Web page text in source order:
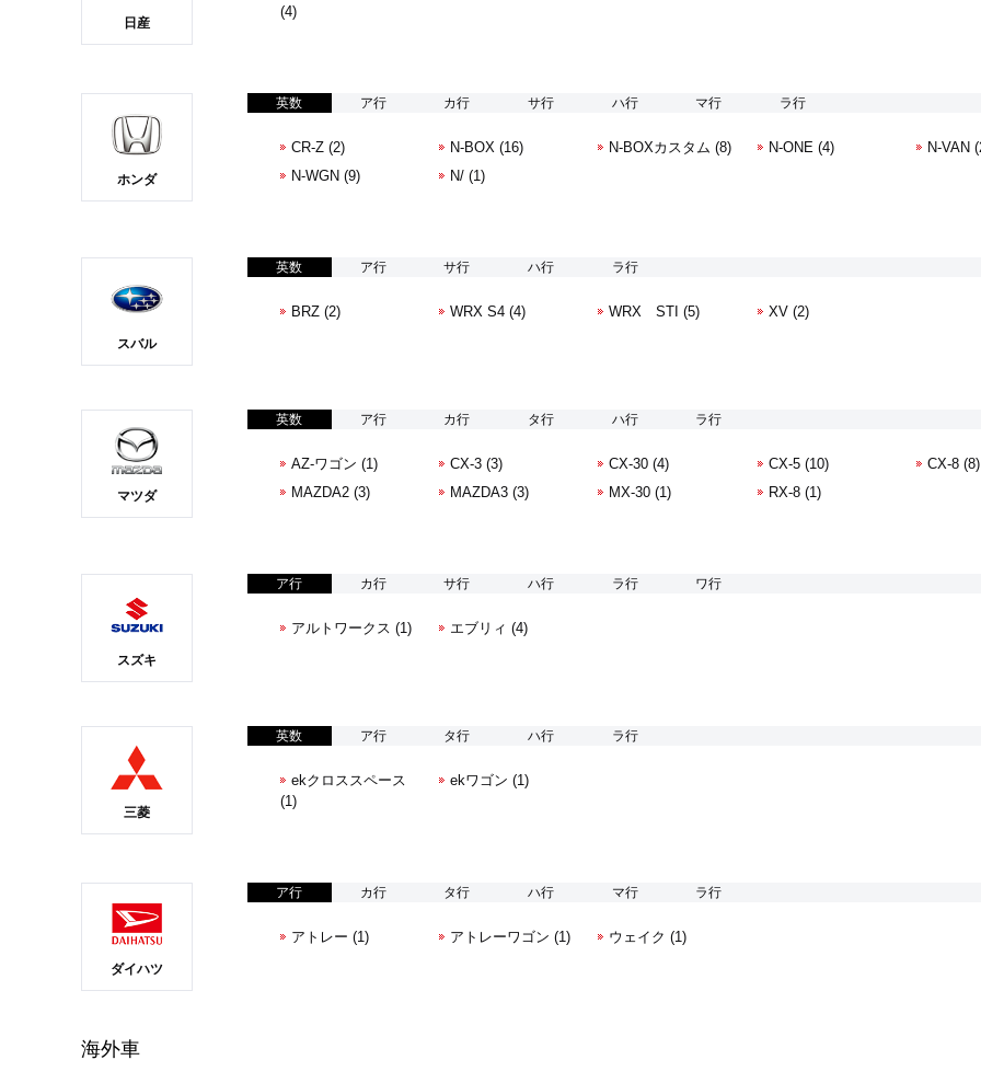
日産
(4)
ホンダ
英数 ア行 カ行 サ行 ハ行 マ行 ラ行
CR-Z (2) N-BOX (16) N-BOXカスタム (8) N-ONE (4)
N-VAN
N-WGN (9)
N/ (1)
スバル
英数 ア行 サ行 ハ行 ラ行
BRZ (2) WRX S4 (4) WRX STI (5) XV (2)
マツダ
英数 ア行 カ行 タ行 ハ行 ラ行
AZ-ワゴン (1) CX-3 (3) CX-30 (4) CX-5 (10)
CX-8 (8)
MAZDA2 (3)
MAZDA3 (3) MX-30 (1) RX-8 (1)
スズキ
ア行 カ行 サ行 ハ行 ラ行 ワ行
アルトワークス (1) エブリィ (4)
三菱
英数 ア行 タ行 ハ行 ラ行
ekクロススペース
(1)
ekワゴン (1)
ダイハツ
ア行 カ行 タ行 ハ行 マ行 ラ行
アトレー (1) アトレーワゴン (1) ウェイク (1)
海外車